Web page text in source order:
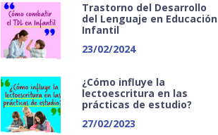
Trastorno del Desarrollo
del Lenguaje en Educación
Infantil
23/02/2024
¿Cómo influye la
lectoescritura en las
prácticas de estudio?
27/02/2023